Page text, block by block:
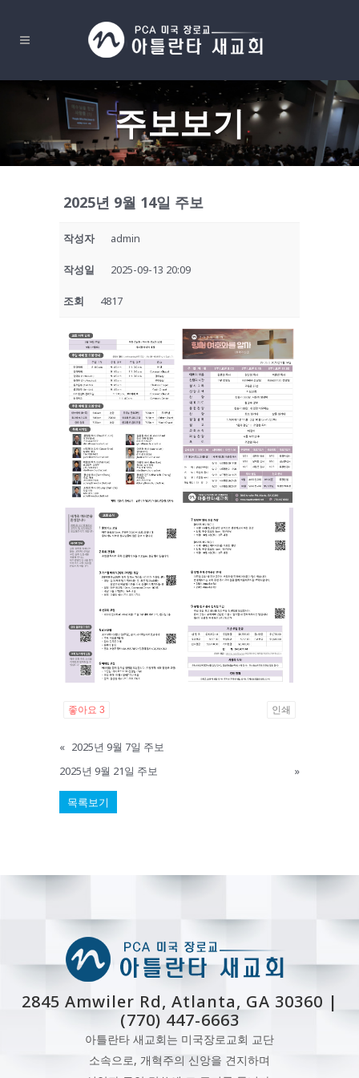
주보보기
2025년 9월 14일 주보
작성자 admin
작성일 2025-09-13 20:09
조회 4817
좋아요 3 인쇄
« 2025년 9월 7일 주보
2025년 9월 21일 주보
»
목록보기
2845 Amwiler Rd, Atlanta, GA 30360 |
(770) 447-6663
아틀란타 새교회는 미국장로교회 교단
소속으로, 개혁주의 신앙을 견지하며